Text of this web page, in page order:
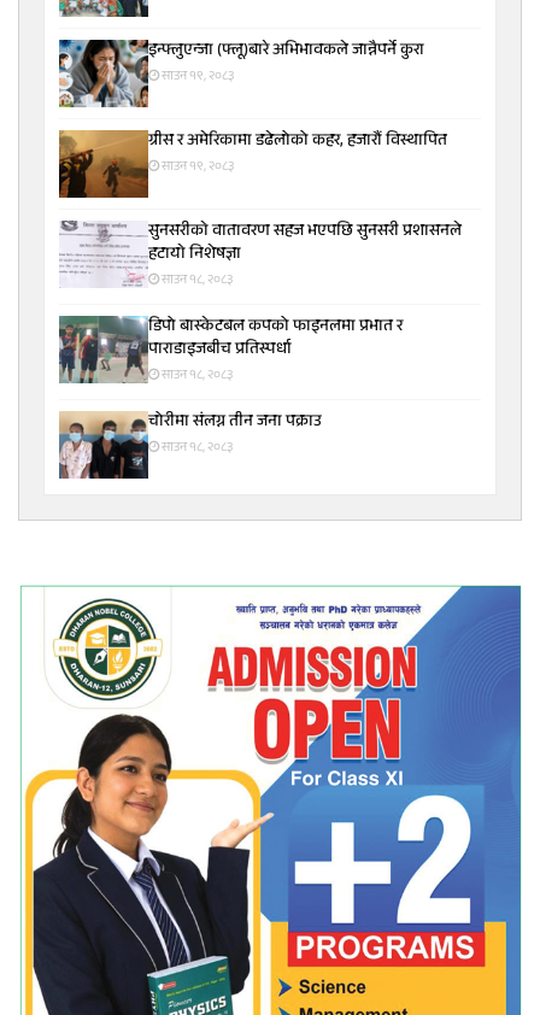
इन्फ्लुएन्जा (फ्लू)बारे अभिभावकले जान्नैपर्ने कुरा
साउन १९, २०८३
ग्रीस र अमेरिकामा डढेलोको कहर, हजारौं विस्थापित
साउन १९, २०८३
सुनसरीकाे वातावरण सहज भएपछि सुनसरी प्रशासनले
हटायाे निशेषज्ञा
साउन १८, २०८३
डिपो बास्केटबल कपको फाइनलमा प्रभात र
पाराडाइजबीच प्रतिस्पर्धा
साउन १८, २०८३
चोरीमा संलग्न तीन जना पक्राउ
साउन १८, २०८३